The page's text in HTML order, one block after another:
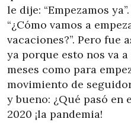
le dije: “Empezamos
“¿Cómo vamos a
vacaciones?”. Pero fue
ya porque esto nos va
meses como para
movimiento de
y bueno: ¿Qué pasó en
2020 ¡la pandemia!